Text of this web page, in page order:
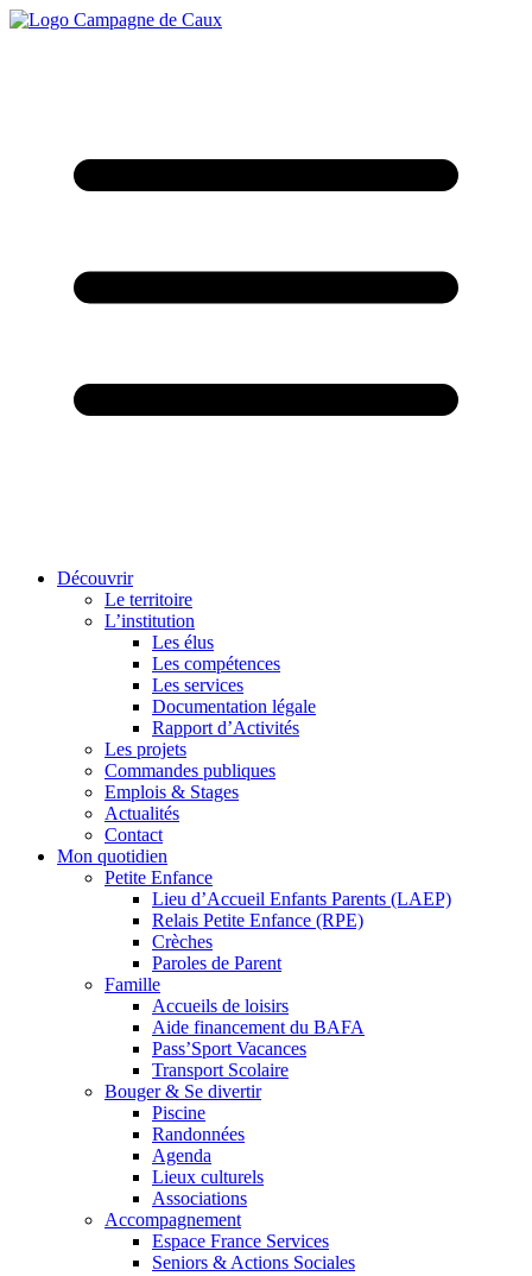
Découvrir
Le territoire
L’institution
Les élus
Les compétences
Les services
Documentation légale
Rapport d’Activités
Les projets
Commandes publiques
Emplois & Stages
Actualités
Contact
Mon quotidien
Petite Enfance
Lieu d’Accueil Enfants Parents (LAEP)
Relais Petite Enfance (RPE)
Crèches
Paroles de Parent
Famille
Accueils de loisirs
Aide financement du BAFA
Pass’Sport Vacances
Transport Scolaire
Bouger & Se divertir
Piscine
Randonnées
Agenda
Lieux culturels
Associations
Accompagnement
Espace France Services
Seniors & Actions Sociales